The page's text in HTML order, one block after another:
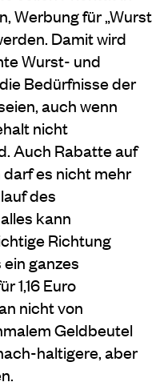
Werbung für „Wurst
Damit wird
Wurst- und
Bedürfnisse der
auch wenn
nicht
Auch Rabatte auf
es nicht mehr
des
kann
Richtung
ganzes
1,16 Euro
nicht von
Geldbeutel
haltigere, aber